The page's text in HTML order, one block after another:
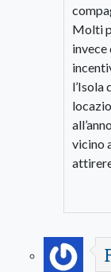
Molti
l’Isola
vicino